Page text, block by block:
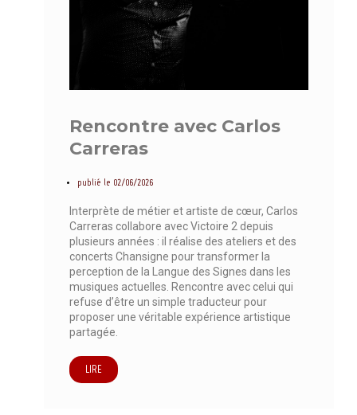
Rencontre avec Carlos
Carreras
publié le 02/06/2026
Interprète de métier et artiste de cœur, Carlos
Carreras collabore avec Victoire 2 depuis
plusieurs années : il réalise des ateliers et des
concerts Chansigne pour transformer la
perception de la Langue des Signes dans les
musiques actuelles. Rencontre avec celui qui
refuse d’être un simple traducteur pour
proposer une véritable expérience artistique
partagée.
LIRE